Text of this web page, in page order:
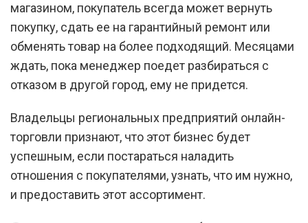
магазином, покупатель всегда может вернуть
покупку, сдать ее на гарантийный ремонт или
обменять товар на более подходящий. Месяцами
ждать, пока менеджер поедет разбираться с
отказом в другой город, ему не придется.
Владельцы региональных предприятий онлайн-
торговли признают, что этот бизнес будет
успешным, если постараться наладить
отношения с покупателями, узнать, что им нужно,
и предоставить этот ассортимент.